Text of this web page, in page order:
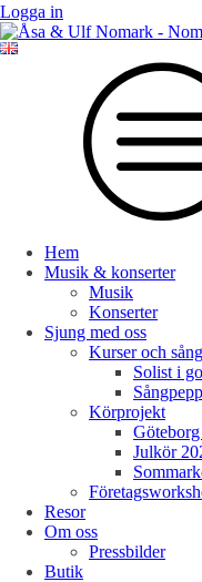
Logga in
Hem
Musik & konserter
Musik
Konserter
Sjung med oss
Kurser och
Solist i
Körprojekt
Julkör
Resor
Om oss
Pressbilder
Butik